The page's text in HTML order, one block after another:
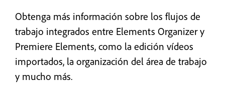
Obtenga más información sobre los flujos de
trabajo integrados entre Elements Organizer y
Premiere Elements, como la edición vídeos
importados, la organización del área de trabajo
y mucho más.